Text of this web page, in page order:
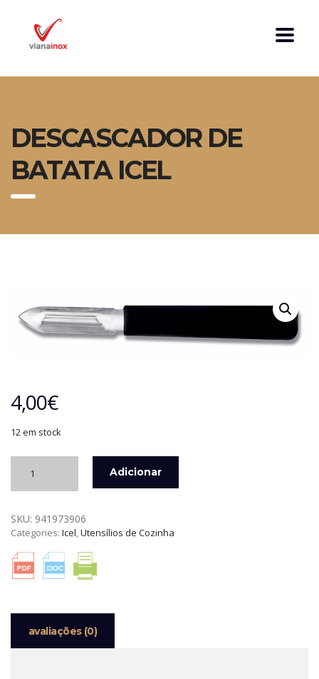
DESCASCADOR DE
BATATA ICEL
4,00€
12 em stock
DESCASCADOR
BATATA
ICEL
Adicionar
SKU: 941973906
Categories: Icel,Utensílios de Cozinha
avaliações (0)